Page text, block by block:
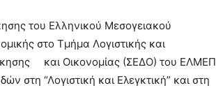
του Ελληνικού Μεσογειακού
στο Τμήμα Λογιστικής και
και Οικονομίας (ΣΕΔΟ) του
στη “Λογιστική και Ελεγκτική” και στη